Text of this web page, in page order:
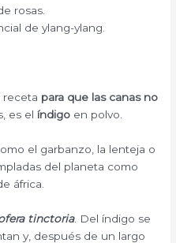
rosas.
de ylang-ylang.
receta para que las canas no
es elíndigo en polvo.
el garbanzo, la lenteja o
del planeta como
áfrica.
tinctoria. Del índigo se
y, después de un largo